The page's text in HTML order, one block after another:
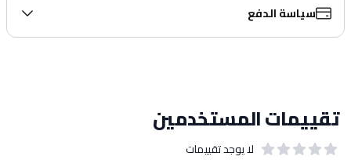
سياسة الدفع
تقييمات المستخدمين
لا يوجد تقييمات